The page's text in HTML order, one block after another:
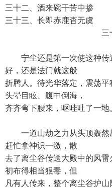
三十二、酒来碗干苦中掺
三十三、长即赤鹿杳无虞
三十四、昨日
宁尘还是第一次使这种传
好，还是法门就这般
折腾人。待光华落定，震荡
头晕目眩、腹中倒海，
齐齐弯下腰来，呕哇吐了一地
一道山劫之力从头顶轰然
赶忙拿神识一激，散
去了离尘谷传送大殿中的风
初布得相当狠毒，但
凡有人传来，整个离尘谷护